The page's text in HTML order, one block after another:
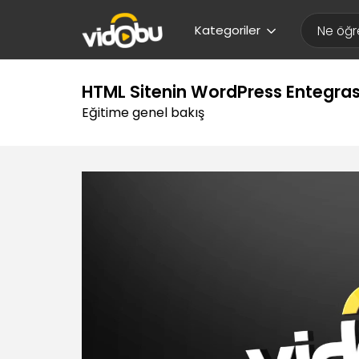
Kategoriler
HTML Sitenin WordPress
Eğitime genel bakış